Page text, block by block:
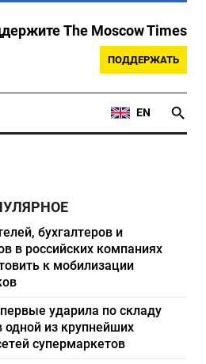
The Moscow Times
ПОДДЕРЖАТЬ
EN
бухгалтеров и
в российских компаниях
к мобилизации
ударила по складу
одной из крупнейших
супермаркетов